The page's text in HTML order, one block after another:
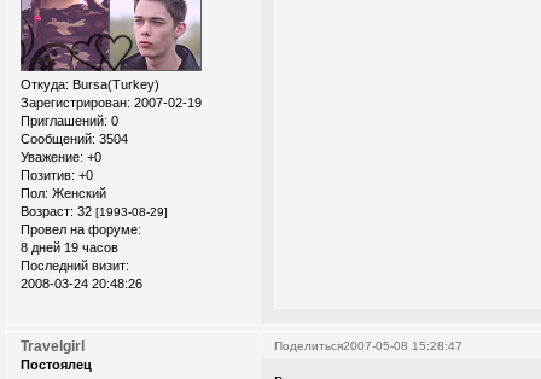
Откуда: Bursa(Turkey)
Зарегистрирован: 2007-02-19
Приглашений: 0
Сообщений: 3504
Уважение: +0
Позитив: +0
Пол: Женский
Возраст: 32 [1993-08-29]
Провел на форуме:
8 дней 19 часов
Последний визит:
2008-03-24 20:48:26
Поделиться2007-05-08 15:28:47
Travelgirl
Постоялец